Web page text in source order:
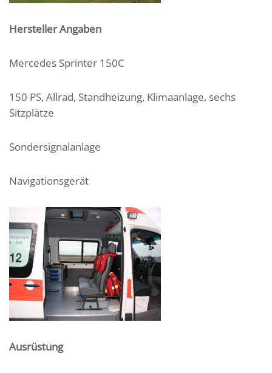
Hersteller Angaben
Mercedes Sprinter 150C
150 PS, Allrad, Standheizung, Klimaanlage, sechs
Sitzplätze
Sondersignalanlage
Navigationsgerät
Ausrüstung